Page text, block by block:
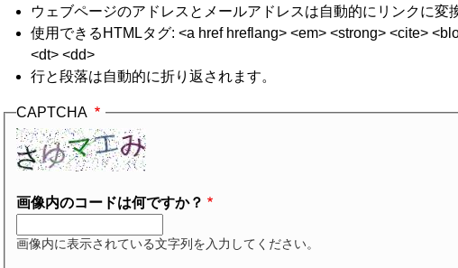
ウェブページのアドレスとメールアドレスは自動的にリンクに変
使用できるHTMLタグ: <a href hreflang> <em> <strong> <cite>
<dt> <dd>
行と段落は自動的に折り返されます。
CAPTCHA
画像内のコードは何ですか？
画像内に表示されている文字列を入力してください。